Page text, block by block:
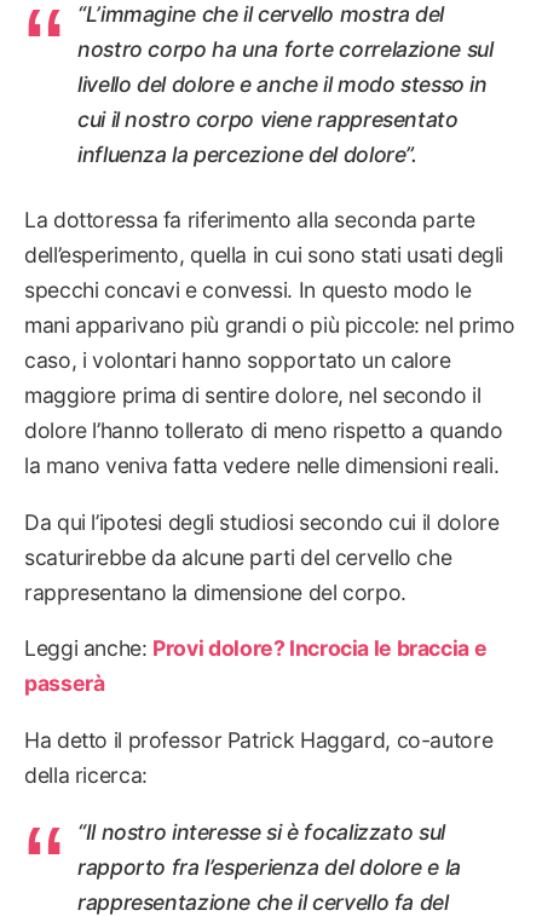
“L’immagine che il cervello mostra del
nostro corpo ha una forte correlazione sul
livello del dolore e anche il modo stesso in
cui il nostro corpo viene rappresentato
influenza la percezione del dolore”.
La dottoressa fa riferimento alla seconda parte
dell’esperimento, quella in cui sono stati usati degli
specchi concavi e convessi. In questo modo le
mani apparivano più grandi o più piccole: nel primo
caso, i volontari hanno sopportato un calore
maggiore prima di sentire dolore, nel secondo il
dolore l’hanno tollerato di meno rispetto a quando
la mano veniva fatta vedere nelle dimensioni reali.
Da qui l’ipotesi degli studiosi secondo cui il dolore
scaturirebbe da alcune parti del cervello che
rappresentano la dimensione del corpo.
Leggi anche: Provi dolore? Incrocia le braccia e
passerà
Ha detto il professor Patrick Haggard, co-autore
della ricerca:
“Il nostro interesse si è focalizzato sul
rapporto fra l’esperienza del dolore e la
rappresentazione che il cervello fa del